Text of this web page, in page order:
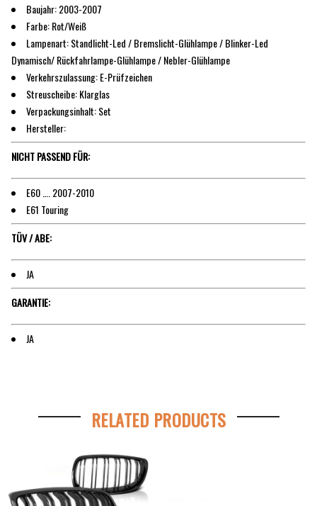
Baujahr: 2003-2007
Farbe: Rot/Weiß
Lampenart: Standlicht-Led / Bremslicht-Glühlampe / Blinker-Led
Dynamisch/ Rückfahrlampe-Glühlampe / Nebler-Glühlampe
Verkehrszulassung: E-Prüfzeichen
Streuscheibe: Klarglas
Verpackungsinhalt: Set
Hersteller:
NICHT PASSEND FÜR:
E60 …. 2007-2010
E61 Touring
TÜV / ABE:
JA
GARANTIE:
JA
RELATED PRODUCTS